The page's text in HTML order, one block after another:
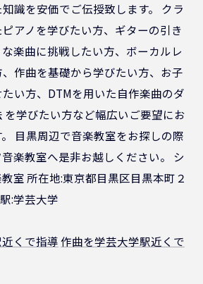
識を安価でご伝授致します。 クラ
アノを学びたい方、ギターの引き
楽曲に挑戦したい方、ボーカルレ
作曲を基礎から学びたい方、お子
い方、DTMを用いた自作楽曲のダ
を学びたい方など幅広いご要望にお
目黒周辺で音楽教室をお探しの際
楽教室へ是非お越しください。 シ
室 所在地:東京都目黒区目黒本町２
:学芸大学
くで指導作曲を学芸大学駅近くで